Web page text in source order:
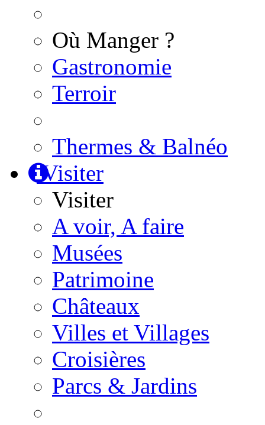
Où Manger ?
Gastronomie
Terroir
Thermes & Balnéo
Visiter
Visiter
A voir, A faire
Musées
Patrimoine
Châteaux
Villes et Villages
Croisières
Parcs & Jardins